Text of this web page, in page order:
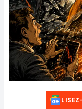
LISEZ-